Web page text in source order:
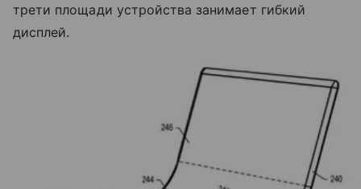
трети площади устройства занимает гибкий
дисплей.